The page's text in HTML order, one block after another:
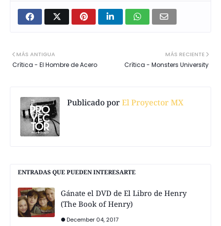
MÁS RECIENTE
Crítica - Monsters University
MÁS ANTIGUA
Crítica - El Hombre de Acero
Publicado porEl Proyector MX
ENTRADAS QUE PUEDEN INTERESARTE
Gánate el DVD de El Libro de Henry
(The Book of Henry)
December 04, 2017